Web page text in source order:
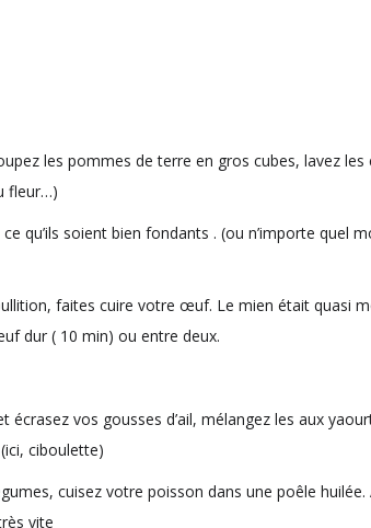
les pommes de terre en gros cubes, lavez les
fleur…)
qu’ils soient bien fondants . (ou n’importe quel
faites cuire votre œuf. Le mien était quasi
dur ( 10 min) ou entre deux.
écrasez vos gousses d’ail, mélangez les aux
ciboulette)
cuisez votre poisson dans une poêle
vite